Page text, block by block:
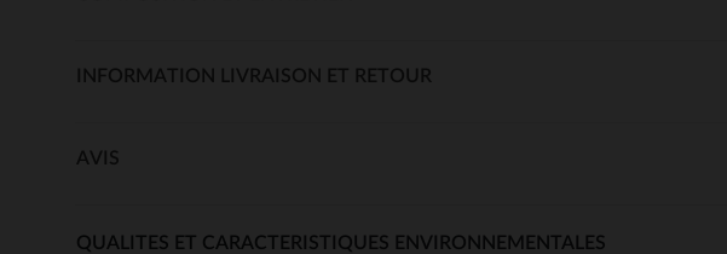
INFORMATION LIVRAISON ET RETOUR
AVIS
QUALITES ET CARACTERISTIQUES ENVIRONNEMENTALES